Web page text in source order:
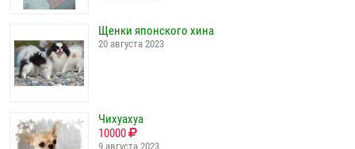
Щенки японского хина
20 августа 2023
Чихуахуа
10000
9 августа 2023